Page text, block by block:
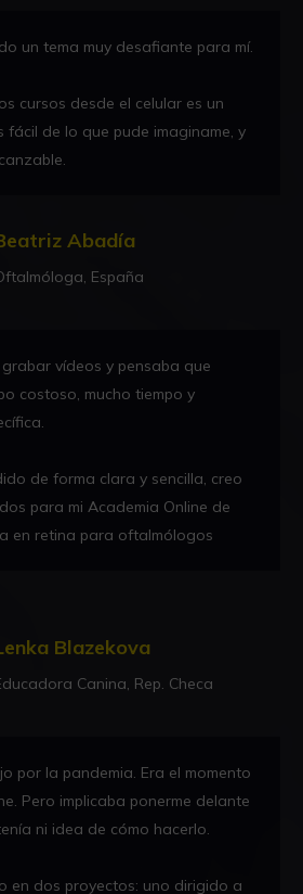
un tema muy desafiante para mí.
cursos desde el celular es un
fácil de lo que pude imaginame, y
Abadía
España
vídeos y pensaba que
costoso, mucho tiempo y
de forma clara y sencilla, creo
para mi Academia Online de
en retina para oftalmólogos
Blazekova
Canina, Rep. Checa
por la pandemia. Era el momento
Pero implicaba ponerme delante
ni idea de cómo hacerlo.
en dos proyectos: uno dirigido a